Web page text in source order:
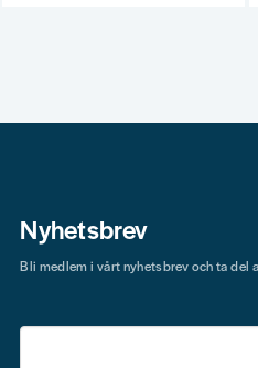
Nyhetsbrev
Bli medlem i vårt nyhetsbrev och ta del